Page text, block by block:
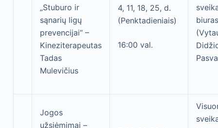
„Stuburo ir
sąnarių ligų
prevencijai“ –
Kineziterapeutas
Tadas
Mulevičius
4, 11, 18, 25, d.
(Penktadieniais)
16:00 val.
biuras
Jogos
užsiėmimai –